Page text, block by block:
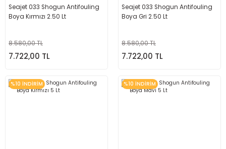
Seajet 033 Shogun Antifouling
Boya Kırmızı 2.50 Lt
8.580,00 TL
7.722,00 TL
Seajet 033 Shogun Antifouling
Boya Gri 2.50 Lt
8.580,00 TL
7.722,00 TL
%10 İNDİRİM %10 İNDİRİM